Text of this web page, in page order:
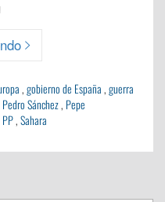
,gobierno de España,guerra
Pedro Sánchez, Pepe
PP,Sahara